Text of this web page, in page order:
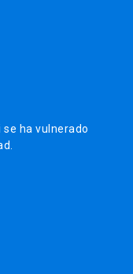
ha vulnerado